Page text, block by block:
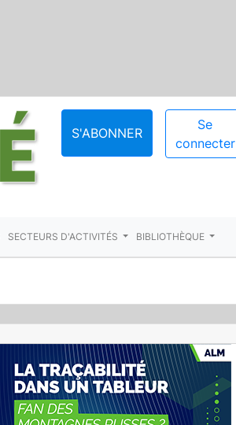
S'ABONNER
Se
connecter
SECTEURS D'ACTIVITÉS BIBLIOTHÈQUE